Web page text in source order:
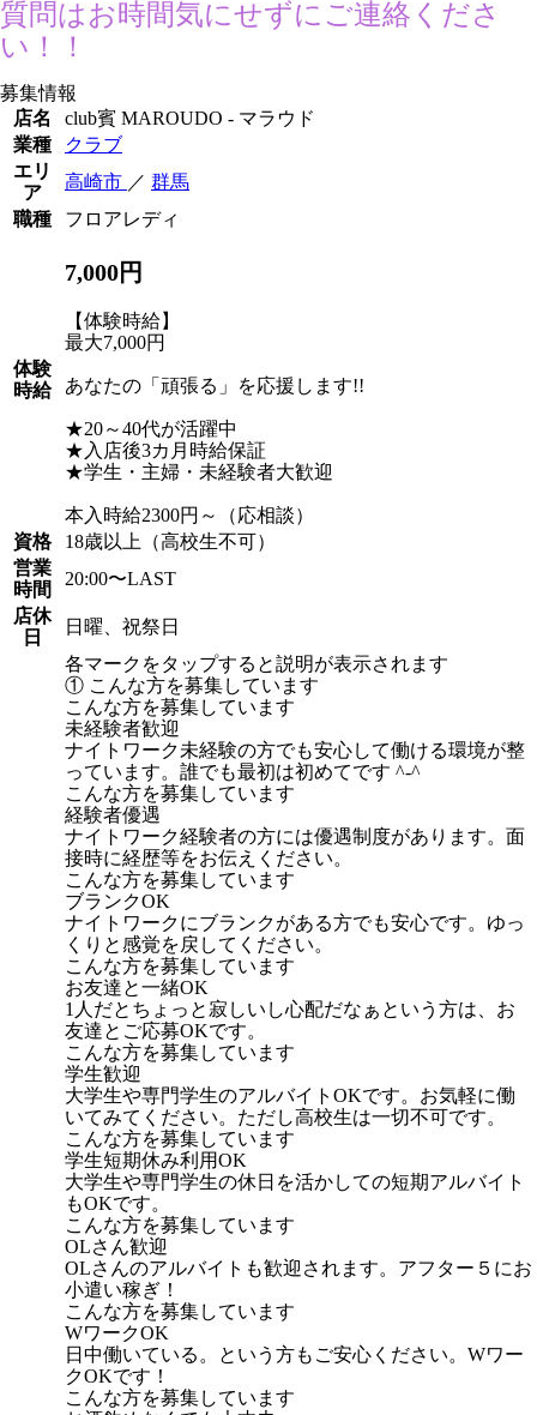
質問はお時間気にせずにご連絡くださ
い！！
募集情報
店名
club賓 MAROUDO - マラウド
業種
クラブ
エリ
ア
高崎市 ／ 群馬
職種
フロアレディ
体験
時給
7,000円
【体験時給】
最大7,000円
あなたの「頑張る」を応援します!!
★20～40代が活躍中
★入店後3カ月時給保証
★学生・主婦・未経験者大歓迎
本入時給2300円～（応相談）
資格
18歳以上（高校生不可）
営業
時間
20:00〜LAST
店休
日
日曜、祝祭日
各マークをタップすると説明が表示されます
① こんな方を募集しています
こんな方を募集しています
未経験者歓迎
ナイトワーク未経験の方でも安心して働ける環境が整
っています。誰でも最初は初めてです ^-^
こんな方を募集しています
経験者優遇
ナイトワーク経験者の方には優遇制度があります。面
接時に経歴等をお伝えください。
こんな方を募集しています
ブランクOK
ナイトワークにブランクがある方でも安心です。ゆっ
くりと感覚を戻してください。
こんな方を募集しています
お友達と一緒OK
1人だとちょっと寂しいし心配だなぁという方は、お
友達とご応募OKです。
こんな方を募集しています
学生歓迎
大学生や専門学生のアルバイトOKです。お気軽に働
いてみてください。ただし高校生は一切不可です。
こんな方を募集しています
学生短期休み利用OK
大学生や専門学生の休日を活かしての短期アルバイト
もOKです。
こんな方を募集しています
OLさん歓迎
OLさんのアルバイトも歓迎されます。アフター５にお
小遣い稼ぎ！
こんな方を募集しています
WワークOK
日中働いている。という方もご安心ください。Wワー
クOKです！
こんな方を募集しています